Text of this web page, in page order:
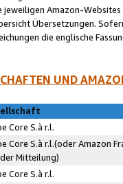
Amazon-Websites
Übersetzungen.
die englische
UND
Core S.à r.l.
Core S.à r.l.(oder Amazon
Mitteilung)
Core S.à r.l.